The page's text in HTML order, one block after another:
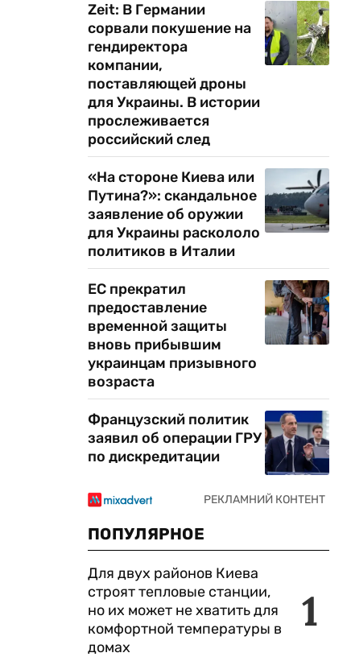
Zeit: В Германии
сорвали покушение на
гендиректора
компании,
поставляющей дроны
для Украины. В истории
прослеживается
российский след
«На стороне Киева или
Путина?»: скандальное
заявление об оружии
для Украины раскололо
политиков в Италии
ЕС прекратил
предоставление
временной защиты
вновь прибывшим
украинцам призывного
возраста
Французский политик
заявил об операции ГРУ
по дискредитации
ПОПУЛЯРНОЕ
1
Для двух районов Киева
строят тепловые станции,
но их может не хватить для
комфортной температуры в
домах